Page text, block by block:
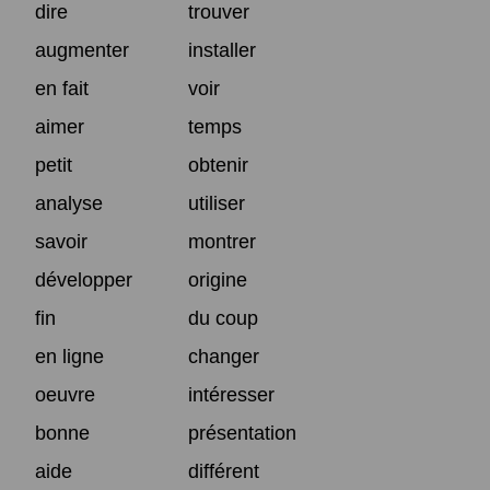
dire
trouver
augmenter
installer
en fait
voir
aimer
temps
petit
obtenir
analyse
utiliser
savoir
montrer
développer
origine
fin
du coup
en ligne
changer
oeuvre
intéresser
bonne
présentation
aide
différent